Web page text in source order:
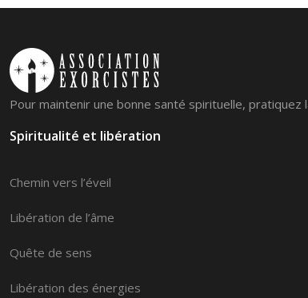
Pour maintenir une bonne santé spirituelle,
Spiritualité et libération
Chemin vers l’éveil
Libération de l’âme
Quête de sens
Libération des énergies